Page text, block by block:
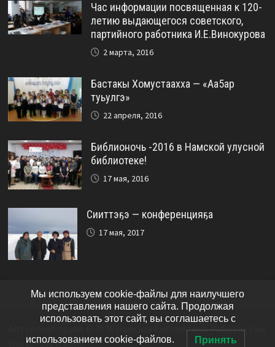
Час информации посвященная к 120-
летию выдающегося советского,
партийного работника И.Е.Винокурова
2 марта, 2016
Бастакы Хомустаахха — «Аа5ар
туьулгэ»
22 апреля, 2016
Библионочь -2016 в Намской улусной
библиотеке!
17 мая, 2016
Сииттэҕэ — конференцияҕа
17 мая, 2017
Намская библиотека. Работает на
WordPressиBam.
Мы используем cookie-файлы для наилучшего
представления нашего сайта. Продолжая
использовать этот сайт, вы соглашаетесь с
использованием cookie-файлов. Принять